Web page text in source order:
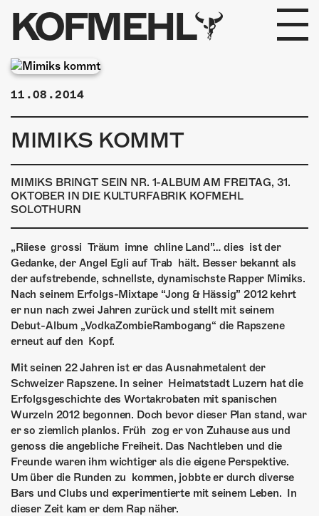
KOFMEHL
PROGRAMM
FABRIKGEFLÜSTER
GALERIE
FOTOGALERIE
PHOTOMAT
INFOS
KONTAKT
ÜBER UNS
SHOP
MITMACHEN
11.08.2014
MIMIKS KOMMT
MIMIKS BRINGT SEIN NR. 1-ALBUM AM FREITAG, 31.
OKTOBER IN DIE KULTURFABRIK KOFMEHL
SOLOTHURN
„Riiese grossi Träum imne chline Land”… dies ist der
Gedanke, der Angel Egli auf Trab hält. Besser bekannt als
der aufstrebende, schnellste, dynamischste Rapper Mimiks.
Nach seinem Erfolgs-­Mixtape “Jong & Hässig” 2012 kehrt
er nun nach zwei Jahren zurück und stellt mit seinem
Debut-­Album „VodkaZombieRambogang“ die Rapszene
erneut auf den Kopf.
Mit seinen 22 Jahren ist er das Ausnahmetalent der
Schweizer Rapszene. In seiner Heimatstadt Luzern hat die
Erfolgsgeschichte des Wortakrobaten mit spanischen
Wurzeln 2012 begonnen. Doch bevor dieser Plan stand, war
er so ziemlich planlos. Früh zog er von Zuhause aus und
genoss die angebliche Freiheit. Das Nachtleben und die
Freunde waren ihm wichtiger als die eigene Perspektive.
Um über die Runden zu kommen, jobbte er durch diverse
Bars und Clubs und experimentierte mit seinem Leben. In
dieser Zeit kam er dem Rap näher.